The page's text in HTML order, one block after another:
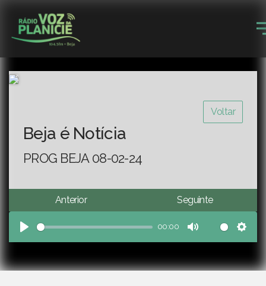
Voltar
Beja é Notícia
PROG BEJA 08-02-24
Anterior Seguinte
Play
00:00
Mute